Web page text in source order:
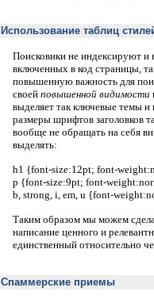
Использование таблиц
Поисковики не индексируют и
включенных в код страницы,
повышенную важность для
своей повышенной видимости
выделяет так ключевые темы
размеры шрифтов заголовков
вообще не обращать на себя
выделять:
h1 {font-size:12pt; font-
p {font-size:9pt; font-
b, strong, i, em, u {font-
Таким образом мы можем
написание ценного и
единственный относительно
Спаммерские приемы